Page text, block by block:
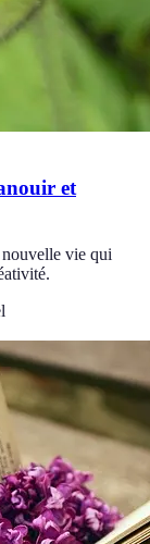
et
vie qui